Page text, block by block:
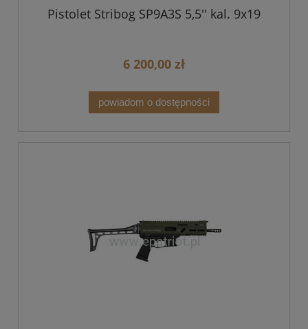
Pistolet Stribog SP9A3S 5,5'' kal. 9x19
6 200,00 zł
powiadom o dostępności